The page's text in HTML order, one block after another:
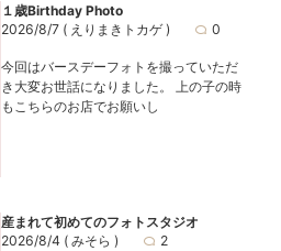
１歳Birthday Photo
2026/8/7 ( えりまきトカゲ ) 0
今回はバースデーフォトを撮っていただ
き大変お世話になりました。 上の子の時
もこちらのお店でお願いし
産まれて初めてのフォトスタジオ
2026/8/4 ( みそら ) 2